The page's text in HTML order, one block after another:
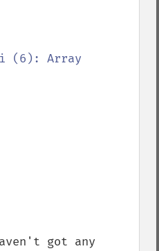
(6): Array
got any